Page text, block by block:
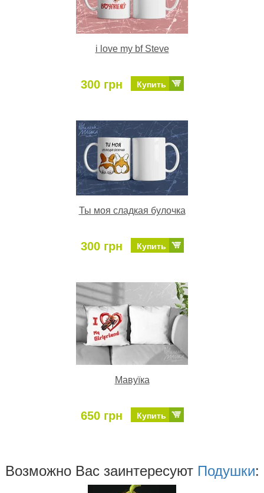
i love my bf Steve
300 грн Купить
Ты моя сладкая булочка
300 грн Купить
Мавуїка
650 грн Купить
Возможно Ваc заинтересуют Подушки: